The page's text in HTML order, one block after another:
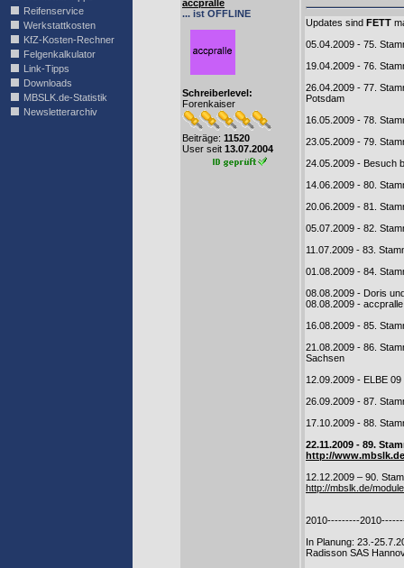
Reifenservice
Werkstattkosten
KfZ-Kosten-Rechner
Felgenkalkulator
Link-Tipps
Downloads
MBSLK.de-Statistik
Newsletterarchiv
accpralle
... ist OFFLINE
Schreiberlevel:
Forenkaiser
Beiträge: 11520
User seit 13.07.2004
Updates sind FETT
05.04.2009 - 75.
19.04.2009 - 76.
26.04.2009 - 77.
Potsdam
16.05.2009 - 78.
23.05.2009 - 79.
24.05.2009 - Besuch
14.06.2009 - 80.
20.06.2009 - 81.
05.07.2009 - 82.
11.07.2009 - 83.
01.08.2009 - 84.
08.08.2009 - Doris
08.08.2009 -
16.08.2009 - 85.
21.08.2009 - 86.
Sachsen
12.09.2009 - ELBE
26.09.2009 - 87.
17.10.2009 - 88.
22.11.2009 - 89.
http://
12.12.2009 – 90.
http://mbslk.de/
2010---------
In Planung: 23.-
Radisson SAS